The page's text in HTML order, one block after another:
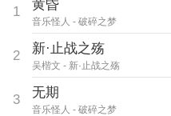
1 黄昏
音乐怪人 - 破碎之梦
2 新·止战之殇
吴楷文 - 新·止战之殇
3 无期
音乐怪人 - 破碎之梦